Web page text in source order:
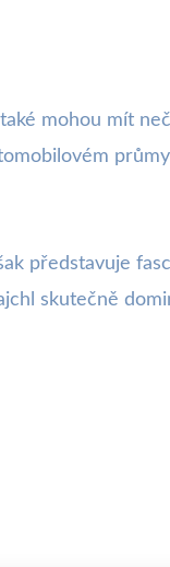
mohou mít
představuje
skutečně